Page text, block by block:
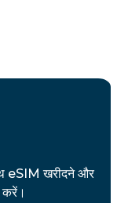
eSIM खरीदने और